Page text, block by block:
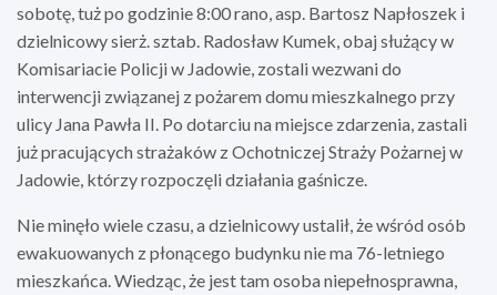
sobotę, tuż po godzinie 8:00 rano, asp. Bartosz Napłoszek i
dzielnicowy sierż. sztab. Radosław Kumek, obaj służący w
Komisariacie Policji w Jadowie, zostali wezwani do
interwencji związanej z pożarem domu mieszkalnego przy
ulicy Jana Pawła II. Po dotarciu na miejsce zdarzenia, zastali
już pracujących strażaków z Ochotniczej Straży Pożarnej w
Jadowie, którzy rozpoczęli działania gaśnicze.
Nie minęło wiele czasu, a dzielnicowy ustalił, że wśród osób
ewakuowanych z płonącego budynku nie ma 76-letniego
mieszkańca. Wiedząc, że jest tam osoba niepełnosprawna,